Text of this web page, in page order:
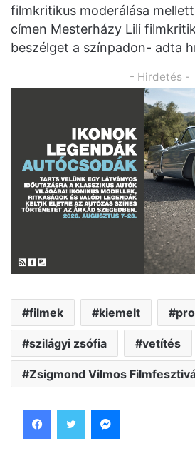
filmkritikus moderálása
címen Mesterházy Lili
beszélget a színpadon- adta
- Hirdetés -
filmek kiemelt
szilágyi zsófia vetítés
Zsigmond Vilmos